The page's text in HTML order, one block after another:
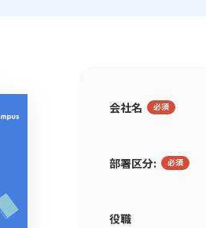
会社名
部署区分:
役職